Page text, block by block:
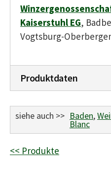
Kaiserstuhl EG,
Vogtsburg-
Produktdaten
siehe auch >> Baden,
Blanc
<< Produkte